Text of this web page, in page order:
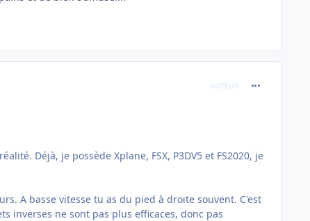
AUTEUR
Déjà, je possède Xplane, FSX, P3DV5 et FS2020, je
A basse vitesse tu as du pied à droite souvent. C'est
inverses ne sont pas plus efficaces, donc pas